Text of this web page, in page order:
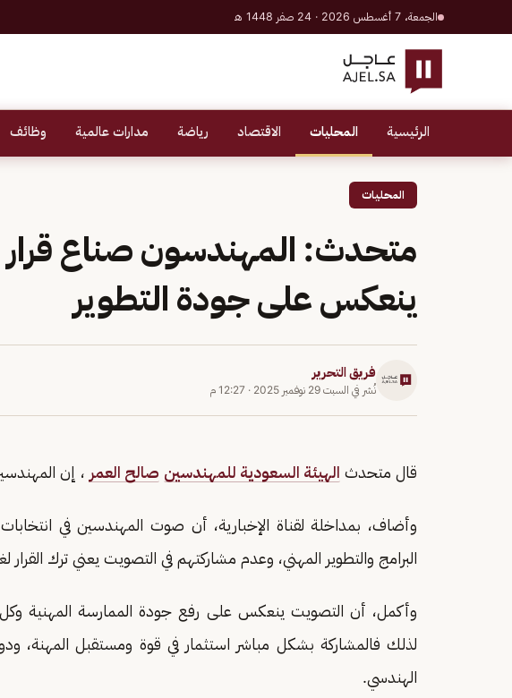
الجمعة، 7 أغسطس 2026 · 24 صفر 1448 هـ
الرئيسية المحليات الاقتصاد رياضة مدارات عالمية وظائف
المحليات
متحدث: المهندسون صناع
ينعكس على جودة التطوير
فريق التحرير
نُشر في السبت 29 نوفمبر 2025 · 12:27 م
قال متحدث الهيئة السعودية للمهندسين صالح العمر ، إن
وأضاف، بمداخلة لقناة الإخبارية، أن صوت المهندسين في
البرامج والتطوير المهني، وعدم مشاركتهم في التصويت يعني ترك القرار
وأكمل، أن التصويت ينعكس على رفع جودة الممارسة المهنية
الهندسي.